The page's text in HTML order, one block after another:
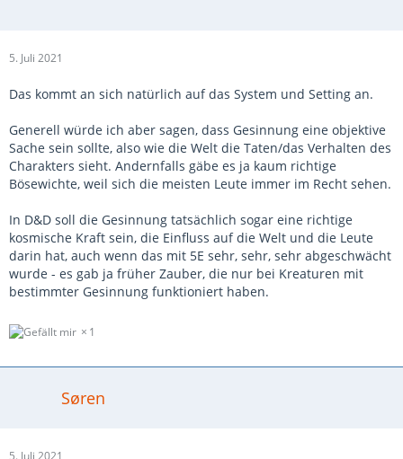
5. Juli 2021
Das kommt an sich natürlich auf das System und Setting an.
Generell würde ich aber sagen, dass Gesinnung eine objektive
Sache sein sollte, also wie die Welt die Taten/das Verhalten des
Charakters sieht. Andernfalls gäbe es ja kaum richtige
Bösewichte, weil sich die meisten Leute immer im Recht sehen.
In D&D soll die Gesinnung tatsächlich sogar eine richtige
kosmische Kraft sein, die Einfluss auf die Welt und die Leute
darin hat, auch wenn das mit 5E sehr, sehr, sehr abgeschwächt
wurde - es gab ja früher Zauber, die nur bei Kreaturen mit
bestimmter Gesinnung funktioniert haben.
1
Søren